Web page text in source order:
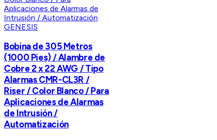
GENESIS
Bobina de 305 Metros
(1000 Pies) / Alambre de
Cobre 2 x 22 AWG / Tipo
Alarmas CMR-CL3R /
Riser / Color Blanco / Para
Aplicaciones de Alarmas
de Intrusión /
Automatización